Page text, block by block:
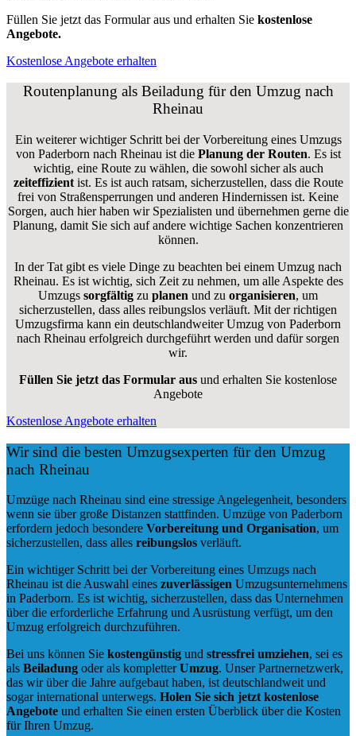
Füllen Sie jetzt das Formular aus und erhalten Sie kostenlose
Angebote.
Kostenlose Angebote erhalten
Routenplanung als Beiladung für den Umzug nach
Rheinau
Ein weiterer wichtiger Schritt bei der Vorbereitung eines Umzugs
von Paderborn nach Rheinau ist diePlanung der Routen. Es ist
wichtig, eine Route zu wählen, die sowohl sicher als auch
zeiteffizientist. Es ist auch ratsam, sicherzustellen, dass die Route
frei von Straßensperrungen und anderen Hindernissen ist. Keine
Sorgen, auch hier haben wir Spezialisten und übernehmen gerne die
Planung, damit Sie sich auf andere wichtige Sachen konzentrieren
können.
In der Tat gibt es viele Dinge zu beachten bei einem Umzug nach
Rheinau. Es ist wichtig, sich Zeit zu nehmen, um alle Aspekte des
Umzugs sorgfältig zu planen und zu organisieren, um
sicherzustellen, dass alles reibungslos verläuft. Mit der richtigen
Umzugsfirma kann ein deutschlandweiter Umzug von Paderborn
nach Rheinau erfolgreich durchgeführt werden und dafür sorgen
wir.
Füllen Sie jetzt das Formular aus und erhalten Sie kostenlose
Angebote
Kostenlose Angebote erhalten
Wir sind die besten Umzugsexperten für den Umzug
nach Rheinau
Umzüge nach Rheinau sind eine stressige Angelegenheit, besonders
wenn sie über große Distanzen stattfinden. Umzüge von Paderborn
erfordern jedoch besondere Vorbereitung und Organisation, um
sicherzustellen, dass alles reibungslos verläuft.
Ein wichtiger Schritt bei der Vorbereitung eines Umzugs nach
Rheinau ist die Auswahl eines zuverlässigen Umzugsunternehmens
in Paderborn. Es ist wichtig, sicherzustellen, dass das Unternehmen
über die erforderliche Erfahrung und Ausrüstung verfügt, um den
Umzug erfolgreich durchzuführen.
Bei uns können Sie kostengünstig und stressfrei umziehen, sei es
als Beiladung oder als kompletterUmzug. Unser Partnernetzwerk,
das wir über die Jahre aufgebaut haben, ist deutschlandweit und
sogar international unterwegs. Holen Sie sich jetzt kostenlose
Angebote und erhalten Sie einen ersten Überblick über die Kosten
für Ihren Umzug.